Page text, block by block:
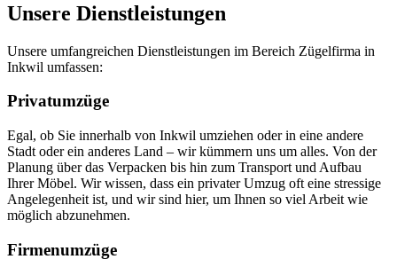
Unsere Dienstleistungen
Unsere umfangreichen Dienstleistungen im Bereich Zügelfirma in
Inkwil umfassen:
Privatumzüge
Egal, ob Sie innerhalb von Inkwil umziehen oder in eine andere
Stadt oder ein anderes Land – wir kümmern uns um alles. Von der
Planung über das Verpacken bis hin zum Transport und Aufbau
Ihrer Möbel. Wir wissen, dass ein privater Umzug oft eine stressige
Angelegenheit ist, und wir sind hier, um Ihnen so viel Arbeit wie
möglich abzunehmen.
Firmenumzüge